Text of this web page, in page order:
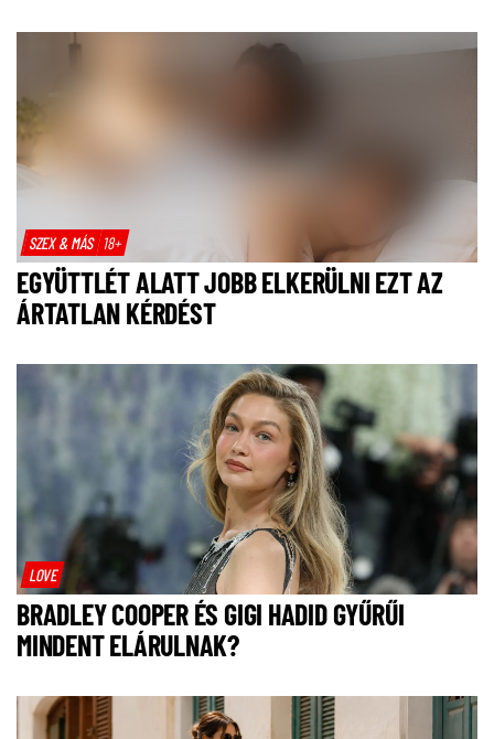
SZEX & MÁS 18+
EGYÜTTLÉT ALATT JOBB ELKERÜLNI EZT AZ
ÁRTATLAN KÉRDÉST
LOVE
BRADLEY COOPER ÉS GIGI HADID GYŰRŰI
MINDENT ELÁRULNAK?